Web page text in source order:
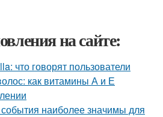
на сайте:
что говорят пользователи
как витамины А и Е
события наиболее значимы для